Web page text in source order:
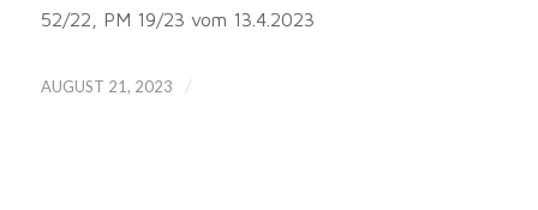
52/22, PM 19/23 vom 13.4.2023
AUGUST 21, 2023 /